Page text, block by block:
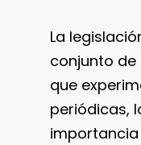
La
conjunto
que
periódicas,